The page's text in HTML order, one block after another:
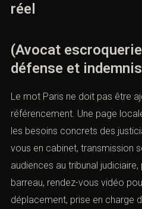
réel
(Avocat
défense et
Le mot Paris ne doit pas être
référencement. Une page
les besoins concrets des
vous en cabinet, transmission
audiences au tribunal
barreau, rendez-vous vidéo
déplacement, prise en charge